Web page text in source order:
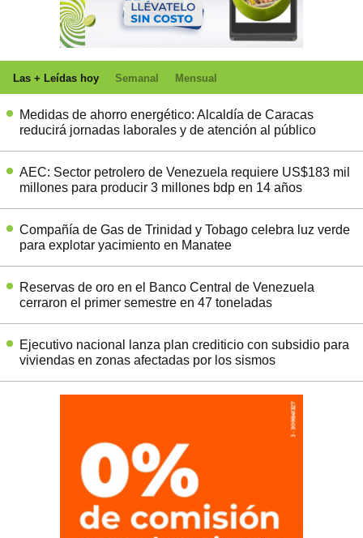
Las + Leídas hoy Semanal Mensual
Medidas de ahorro energético: Alcaldía de Caracas
reducirá jornadas laborales y de atención al público
AEC: Sector petrolero de Venezuela requiere US$183 mil
millones para producir 3 millones bdp en 14 años
Compañía de Gas de Trinidad y Tobago celebra luz verde
para explotar yacimiento en Manatee
Reservas de oro en el Banco Central de Venezuela
cerraron el primer semestre en 47 toneladas
Ejecutivo nacional lanza plan crediticio con subsidio para
viviendas en zonas afectadas por los sismos